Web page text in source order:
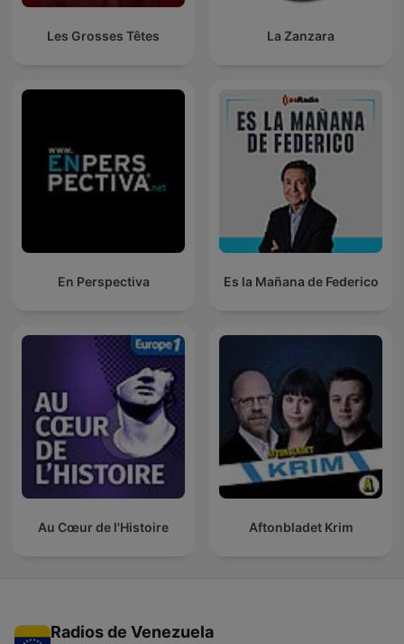
Les Grosses Têtes La Zanzara
En Perspectiva Es la Mañana de Federico
Au Cœur de l'Histoire Aftonbladet Krim
Radios de Venezuela